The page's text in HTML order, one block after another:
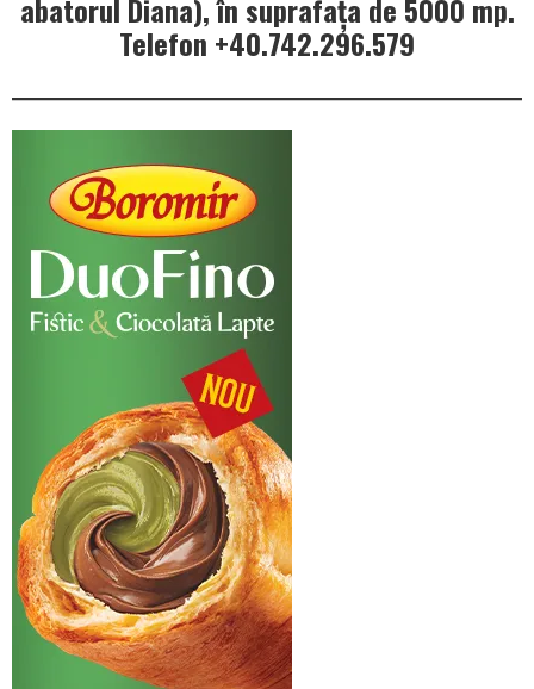
abatorul Diana), în suprafața de 5000 mp.
Telefon +40.742.296.579